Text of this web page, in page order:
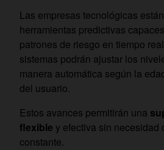
Las empresas tecnológicas
herramientas predictivas
patrones de riesgo en tiempo
sistemas podrán ajustar los
manera automática según la
del usuario.
Estos avances permitirán una
flexible y efectiva sin necesidad
constante.